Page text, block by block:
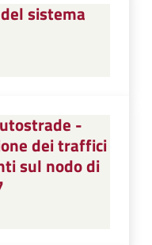
sistema
-
dei traffici
sul nodo di